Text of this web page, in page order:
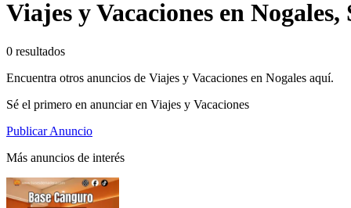
Viajes y Vacaciones en Nogales,
0 resultados
Encuentra otros anuncios de Viajes y Vacaciones en Nogales aquí.
Sé el primero en anunciar en Viajes y Vacaciones
Publicar Anuncio
Más anuncios de interés